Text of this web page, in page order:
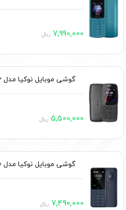
7,990,000 ریال
گوشی موبایل نوکیا مدل 106 2018
5,500,000 ریال
گوشی موبایل نوکیا مدل 130 2018
7,490,000 ریال